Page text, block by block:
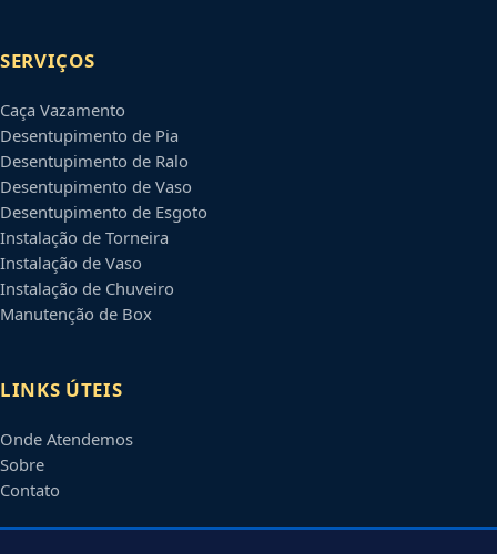
SERVIÇOS
Caça Vazamento
Desentupimento de Pia
Desentupimento de Ralo
Desentupimento de Vaso
Desentupimento de Esgoto
Instalação de Torneira
Instalação de Vaso
Instalação de Chuveiro
Manutenção de Box
LINKS ÚTEIS
Onde Atendemos
Sobre
Contato